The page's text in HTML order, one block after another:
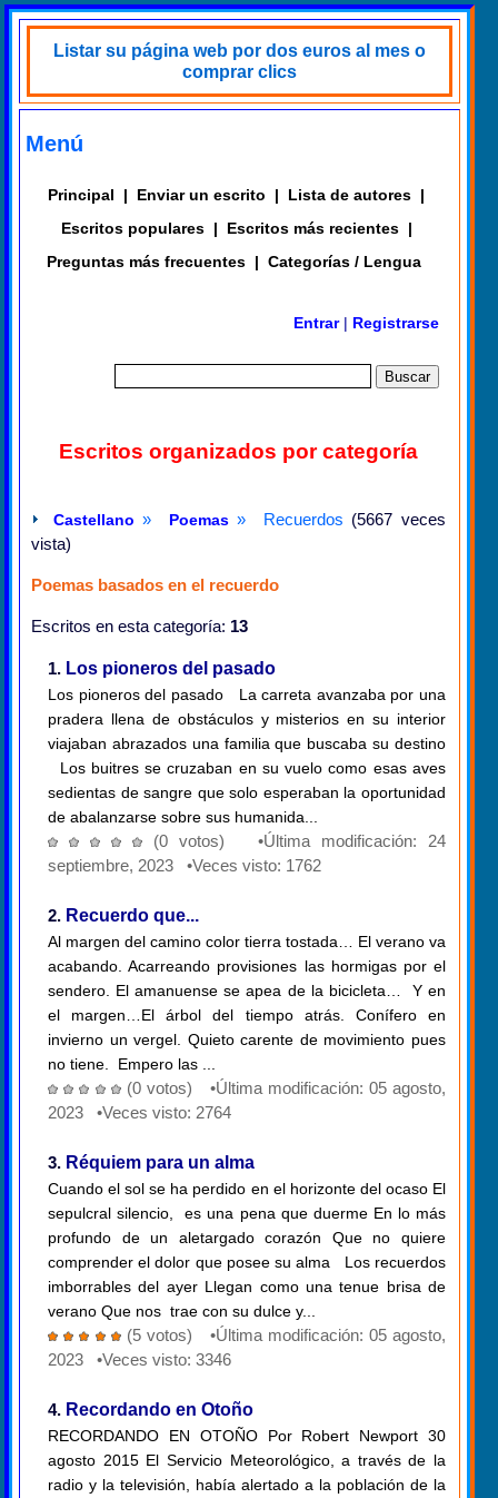
Listar su página web por dos euros al mes o
comprar clics
Menú
Principal | Enviar un escrito | Lista de autores |
Escritos populares | Escritos más recientes |
Preguntas más frecuentes | Categorías / Lengua
Entrar| Registrarse
Escritos organizados por categoría
Castellano » Poemas» Recuerdos (5667 veces
vista)
Poemas basados en el recuerdo
Escritos en esta categoría: 13
1. Los pioneros del pasado
Los pioneros del pasado La carreta avanzaba por una
pradera llena de obstáculos y misterios en su interior
viajaban abrazados una familia que buscaba su destino
Los buitres se cruzaban en su vuelo como esas aves
sedientas de sangre que solo esperaban la oportunidad
de abalanzarse sobre sus humanida...
(0 votos) •Última modificación: 24
septiembre, 2023 •Veces visto: 1762
2. Recuerdo que...
Al margen del camino color tierra tostada… El verano va
acabando. Acarreando provisiones las hormigas por el
sendero. El amanuense se apea de la bicicleta… Y en
el margen…El árbol del tiempo atrás. Conífero en
invierno un vergel. Quieto carente de movimiento pues
no tiene. Empero las ...
(0 votos) •Última modificación: 05 agosto,
2023 •Veces visto: 2764
3. Réquiem para un alma
Cuando el sol se ha perdido en el horizonte del ocaso El
sepulcral silencio, es una pena que duerme En lo más
profundo de un aletargado corazón Que no quiere
comprender el dolor que posee su alma Los recuerdos
imborrables del ayer Llegan como una tenue brisa de
verano Que nos trae con su dulce y...
(5 votos) •Última modificación: 05 agosto,
2023 •Veces visto: 3346
4. Recordando en Otoño
RECORDANDO EN OTOÑO Por Robert Newport 30
agosto 2015 El Servicio Meteorológico, a través de la
radio y la televisión, había alertado a la población de la